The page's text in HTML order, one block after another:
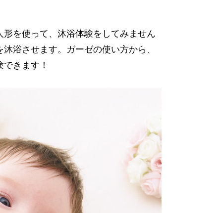
を使って、沐浴体験をしてみません
浴させます。ガーゼの使い方から、
きます！